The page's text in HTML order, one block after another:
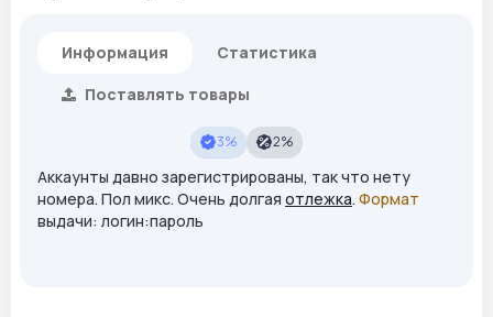
Информация
Статистика
Поставлять товары
3% 2%
Аккаунты давно зарегистрированы, так что нету
номера. Пол микс. Очень долгая отлежка. Формат
выдачи: логин:пароль